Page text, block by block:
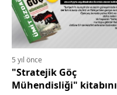
5 yıl önce
"Stratejik Göç
Mühendisliği" kitabını